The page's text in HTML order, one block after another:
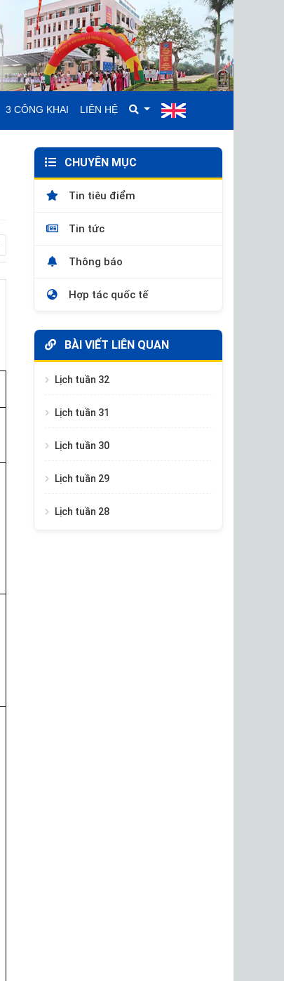
3 CÔNG KHAI LIÊN HỆ
CHUYÊN MỤC
Tin tiêu điểm
Tin tức
Thông báo
Hợp tác quốc tế
BÀI VIẾT LIÊN QUAN
Lịch tuần 32
Lịch tuần 31
Lịch tuần 30
Lịch tuần 29
Lịch tuần 28